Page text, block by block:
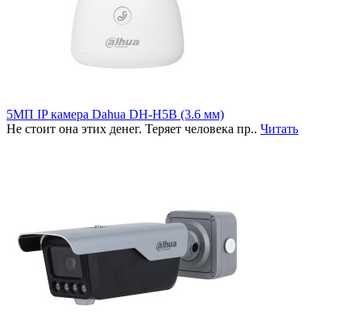
5МП IP камера Dahua DH-H5B (3.6 мм)
Не стоит она этих денег. Теряет человека пр.. Читать